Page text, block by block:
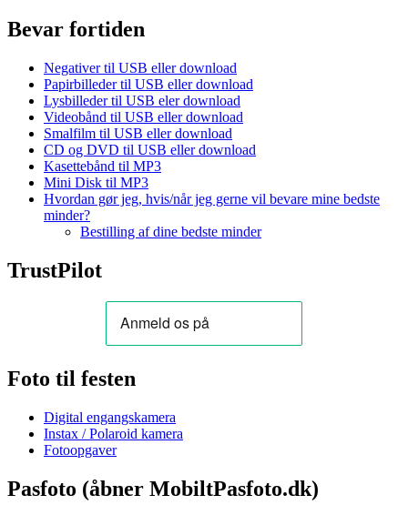
Bevar fortiden
Negativer til USB eller download
Papirbilleder til USB eller download
Lysbilleder til USB eler download
Videobånd til USB eller download
Smalfilm til USB eller download
CD og DVD til USB eller download
Kasettebånd til MP3
Mini Disk til MP3
Hvordan gør jeg, hvis/når jeg gerne vil bevare mine bedste
minder?
Bestilling af dine bedste minder
TrustPilot
Foto til festen
Digital engangskamera
Instax / Polaroid kamera
Fotoopgaver
Pasfoto (åbner MobiltPasfoto.dk)